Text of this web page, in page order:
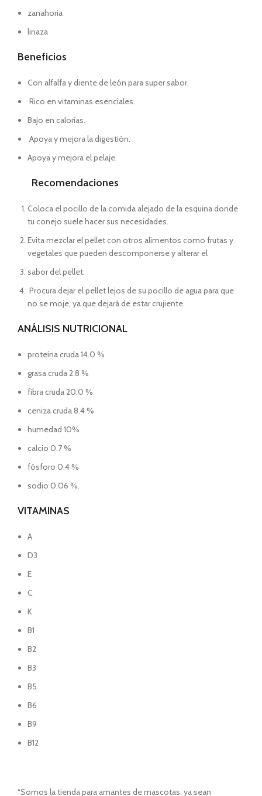
zanahoria
linaza
Beneficios
Con alfalfa y diente de león para super sabor.
Rico en vitaminas esenciales.
Bajo en calorías.
Apoya y mejora la digestión.
Apoya y mejora el pelaje.
Recomendaciones
Coloca el pocillo de la comida alejado de la esquina donde
tu conejo suele hacer sus necesidades.
Evita mezclar el pellet con otros alimentos como frutas y
vegetales que pueden descomponerse y alterar el
sabor del pellet.
Procura dejar el pellet lejos de su pocillo de agua para que
no se moje, ya que dejará de estar crujiente.
ANÁLISIS NUTRICIONAL
proteína cruda 14.0 %
grasa cruda 2.8 %
fibra cruda 20.0 %
ceniza cruda 8.4 %
humedad 10%
calcio 0.7 %
fósforo 0.4 %
sodio 0.06 %.
VITAMINAS
A
D3
E
C
K
B1
B2
B3
B5
B6
B9
B12
“Somos la tienda para amantes de mascotas, ya sean